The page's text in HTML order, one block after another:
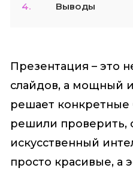
4. Выводы
Презентация – это
слайдов, а мощный
решает конкретные
решили проверить,
искусственный
просто красивые, а